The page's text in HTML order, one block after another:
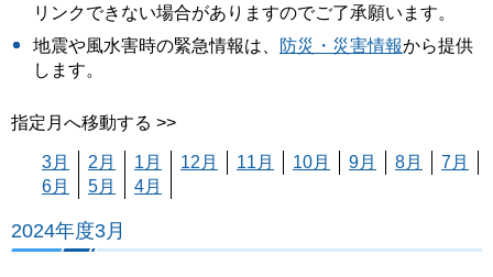
リンクできない場合がありますのでご了承願います。
地震や風水害時の緊急情報は、
防災・災害情報から提供
します。
指定月へ移動する >>
3月 2月 1月 12月 11月 10月 9月 8月
7月
6月
5月 4月
2024年度3月